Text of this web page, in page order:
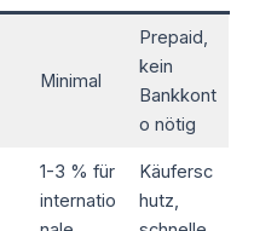
Minimal
Prepaid,
kein
Bankkont
o nötig
1-3 % für
internatio
Käufersc
hutz,